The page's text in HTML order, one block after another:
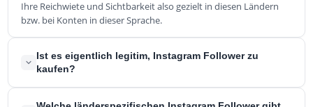
Ihre Reichwiete und Sichtbarkeit also gezielt in diesen Ländern
bzw. bei Konten in dieser Sprache.
Ist es eigentlich legitim, Instagram Follower zu
kaufen?
Ja, es ist vollkommen rechtskonform, länderspezifische